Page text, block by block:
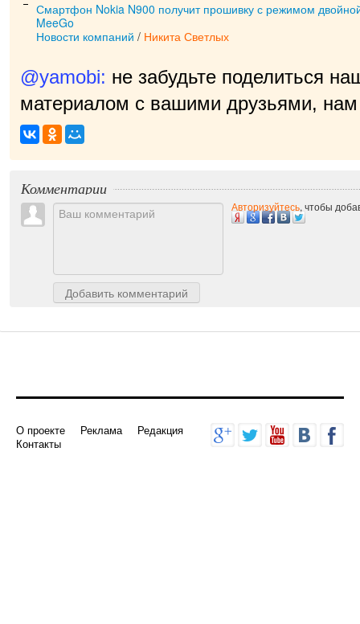
Смартфон Nokia N900 получит прошивку с режимом
MeeGo
Новости компаний / Никита Светлых
@yamobi: не забудьте поделиться
материалом с вашими друзьями, нам
Комментарии
Добавить комментарий
Авторизуйтесь, чтобы
О проекте Реклама
Редакция
Контакты